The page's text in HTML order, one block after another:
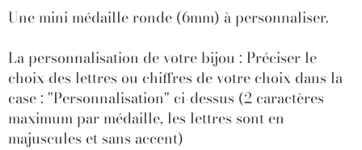
Une mini médaille ronde (6mm) à personnaliser.
La personnalisation de votre bijou : Préciser le
choix des lettres ou chiffres de votre choix dans la
case : "Personnalisation" ci-dessus (2 caractères
maximum par médaille, les lettres sont en
majuscules et sans accent)